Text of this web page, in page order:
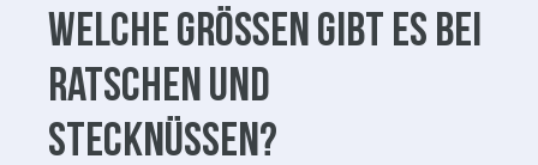
Welche Größen gibt es bei
Ratschen und
Stecknüssen?